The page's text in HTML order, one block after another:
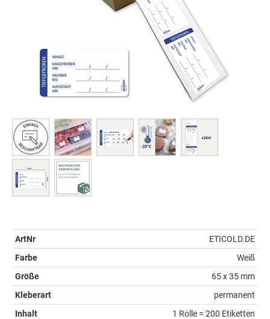
ArtNr
ETICOLD.DE
Farbe
Weiß
Größe
65 x 35 mm
Kleberart
permanent
Inhalt
1 Rolle = 200 Etiketten